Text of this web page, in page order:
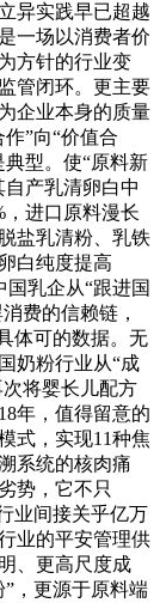
异实践早已超越
一场以消费者价
方针的行业变
管闭环。更主要
企业本身的质量
”向“价值合
型。使“原料新
产乳清卵白中
，进口原料漫长
盐乳清粉、乳铁
白纯度提高
国乳企从“跟进国
费的信赖链，
体可的数据。无
奶粉行业从“成
将婴长儿配方
年，值得留意的
式，实现11种焦
系统的核肉痛
势，它不只
业间接关乎亿万
业的平安管理供
、更高尺度成
，更源于原料端